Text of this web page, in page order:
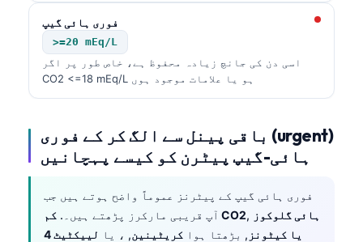
فوری ہائی گیپ
>=20 mEq/L
اسی دن کی جانچ زیادہ محفوظ ہے، خاص طور پر اگر
CO2 <=18 mEq/L ہو یا علامات موجود ہوں
باقی پینل سے الگ کر کے فوری (urgent)
ہائی-گیپ پیٹرن کو کیسے پہچانیں
فوری ہائی گیپ کے پیٹرنز عموماً واضح ہوتے ہیں جب
آپ قریبی مارکرز پڑھتے ہیں۔. کم CO2, ہائی گلوکوز
یا کیٹونز , بڑھتا ہوا کریٹینین, ، یا
لییکٹیٹ 4